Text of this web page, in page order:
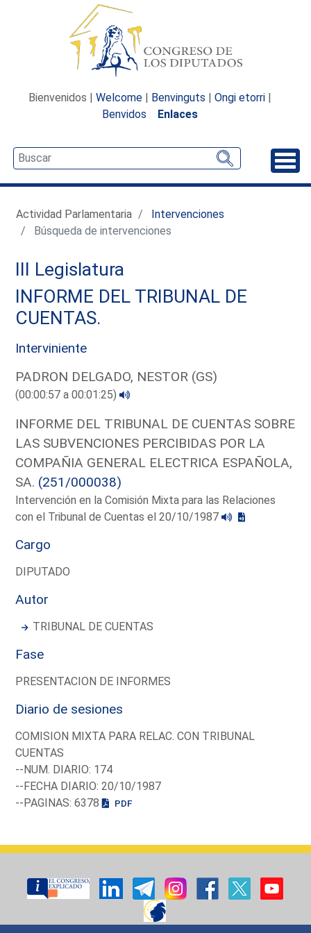
Bienvenidos | Welcome | Benvinguts | Ongi etorri |
Benvidos
Enlaces
Actividad Parlamentaria
Intervenciones
Búsqueda de intervenciones
III Legislatura
INFORME DEL TRIBUNAL DE
CUENTAS.
Interviniente
PADRON DELGADO, NESTOR (GS)
(00:00:57 a 00:01:25)
INFORME DEL TRIBUNAL DE CUENTAS SOBRE
LAS SUBVENCIONES PERCIBIDAS POR LA
COMPAÑIA GENERAL ELECTRICA ESPAÑOLA,
SA. (251/000038)
Intervención en la Comisión Mixta para las Relaciones
con el Tribunal de Cuentas el 20/10/1987
Cargo
DIPUTADO
Autor
TRIBUNAL DE CUENTAS
Fase
PRESENTACION DE INFORMES
Diario de sesiones
COMISION MIXTA PARA RELAC. CON TRIBUNAL
CUENTAS
--NUM. DIARIO: 174
--FECHA DIARIO: 20/10/1987
--PAGINAS: 6378
PDF